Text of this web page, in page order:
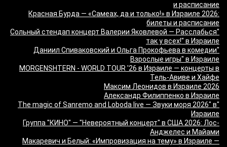
и расписание
Красная Бурда — «Самеах, да и только!» в Израиле 2026:
билеты и расписание
"Сольный стендап концерт Валерии Яковлевой — Расслабься
так у всех!" в Израиле
"Даниил Спиваковский и Ольга Прокофьева в комедии
Взрослые игры" в Израиле
MORGENSHTERN - WORLD TOUR '26 в Израиле — концерты в
Тель-Авиве и Хайфе
Максим Леонидов в Израиле 2026
Александр Филиппенко в Израиле
"The magic of Sanremo and Loboda live — Звуки моря 2026" в
Израиле
Группа "КИНО" — "Невероятный концерт" в США 2026: Лос-
Анджелес и Майами
Макаревич и Белый: «Импровизация на тему» в Израиле —